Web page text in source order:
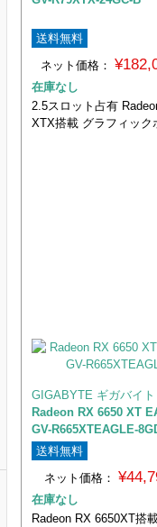
送料無料
ネット価格：
在庫なし
2.5スロット占有
XTX搭載 グラフィック
GIGABYTE ギガバイト
Radeon RX 6650 XT
GV-R665XTEAGLE-
送料無料
ネット価格：
在庫なし
Radeon RX 6650XT